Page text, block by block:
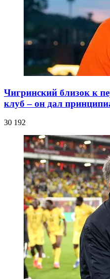
Чигринский близок к
клуб – он дал
30 192